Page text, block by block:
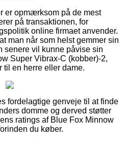
er opmærksom på de mest
på transaktionen, for
online firmaet anvender.
man når som helst gemmer sin
senere vil kunne påvise sin
Super Vibrax-C (kobber)-2,
en herre eller dame.
fordelagtige genveje til at finde
domme og derved støtter
ratings af Blue Fox Minnow
du køber.